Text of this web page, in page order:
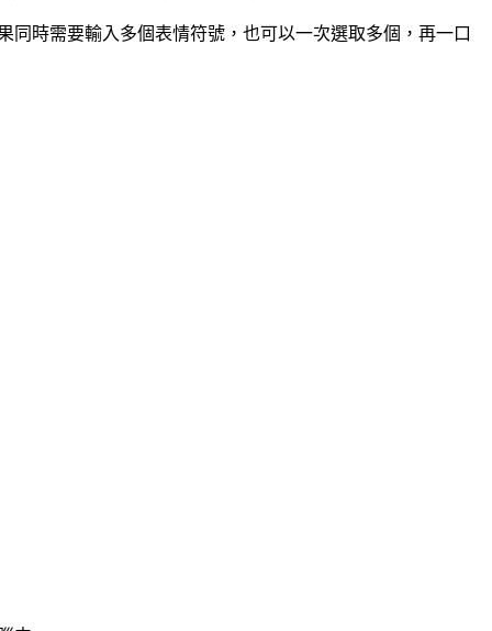
時需要輸入多個表情符號，也可以一次選取多個，再一口